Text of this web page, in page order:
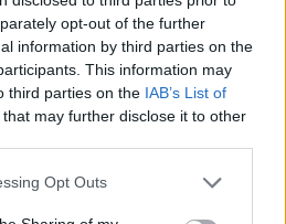
opt-out of the further
information by third parties on the
This information may
third parties on the IAB’s List of
that may further disclose it to other
Opt Outs
25310-22222
25310-22100
25310-22912
25310-22650
25310-22411